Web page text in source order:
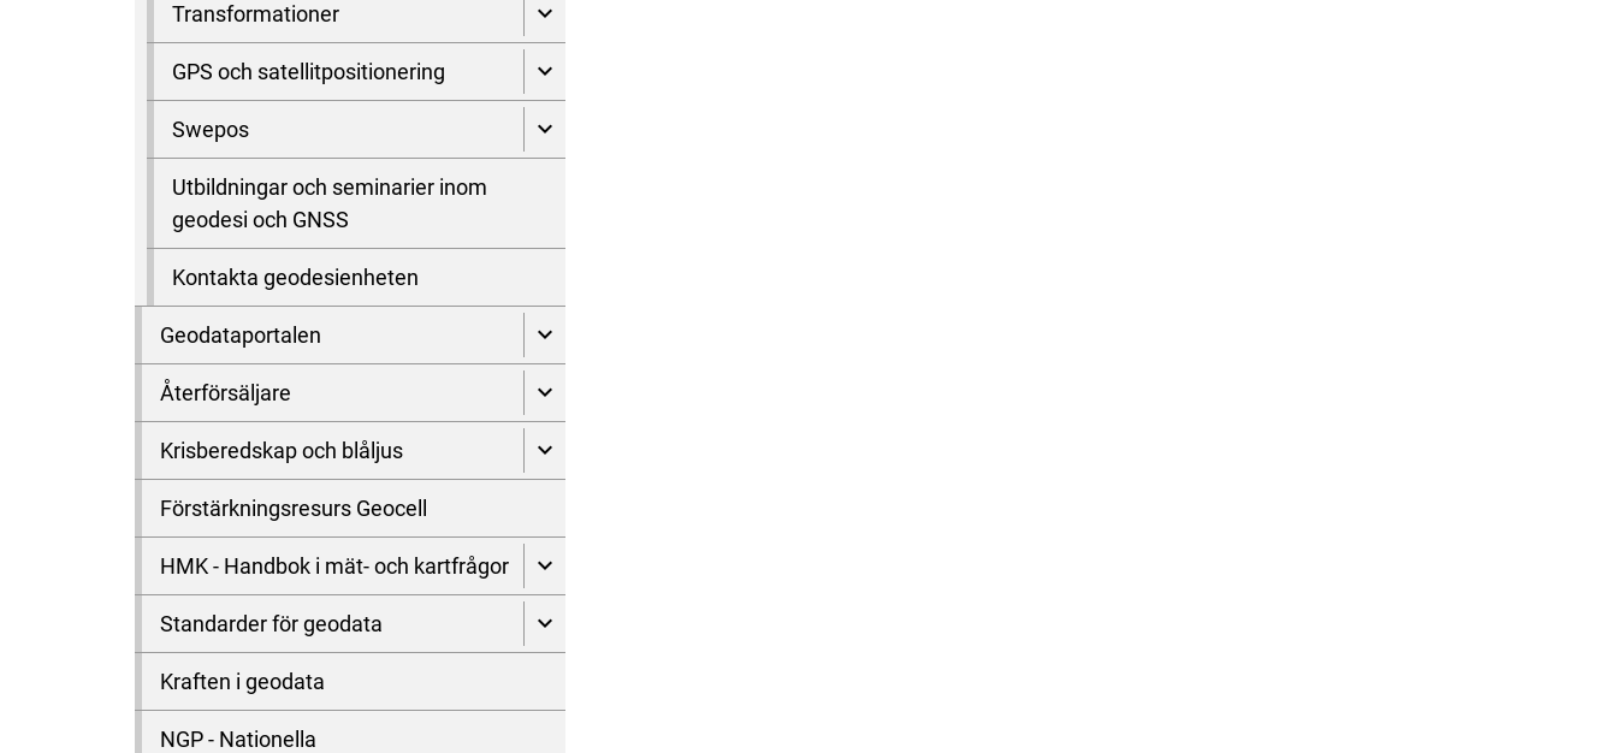
Transformationer
GPS och satellitpositionering
Swepos
Utbildningar och seminarier inom
geodesi och GNSS
Kontakta geodesienheten
Geodataportalen
Återförsäljare
Krisberedskap och blåljus
Förstärkningsresurs Geocell
HMK - Handbok i mät- och kartfrågor
Standarder för geodata
Kraften i geodata
NGP - Nationella